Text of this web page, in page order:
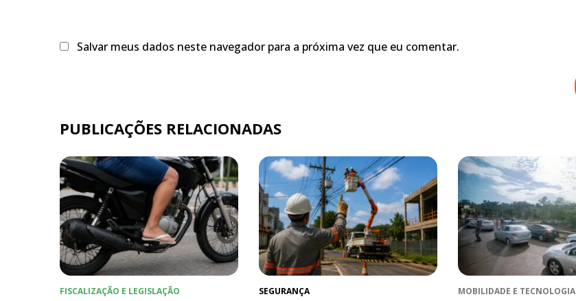
Salvar meus dados neste navegador para a próxima vez que eu comentar.
PUBLICAÇÕES RELACIONADAS
FISCALIZAÇÃO E LEGISLAÇÃO SEGURANÇA MOBILIDADE E TECNOLOGIA